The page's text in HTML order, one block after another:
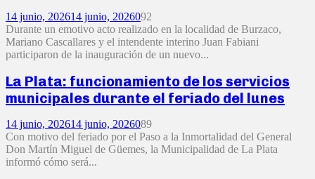
14 junio, 202614 junio, 2026092
Durante un emotivo acto realizado en la localidad de Burzaco,
Mariano Cascallares y el intendente interino Juan Fabiani
participaron de la inauguración de un nuevo...
La Plata: funcionamiento de los servicios
municipales durante el feriado del lunes
14 junio, 202614 junio, 2026089
Con motivo del feriado por el Paso a la Inmortalidad del General
Don Martín Miguel de Güemes, la Municipalidad de La Plata
informó cómo será...